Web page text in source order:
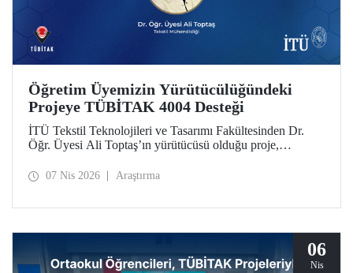
Öğretim Üyemizin Yürütücülüğündeki
Projeye TÜBİTAK 4004 Desteği
İTÜ Tekstil Teknolojileri ve Tasarımı Fakültesinden Dr.
Öğr. Üyesi Ali Toptaş’ın yürütücüsü olduğu proje,
Destekleme Programı kapsamında desteklenmeye hak
07 Nis 2026 Araştırma
06
Nis